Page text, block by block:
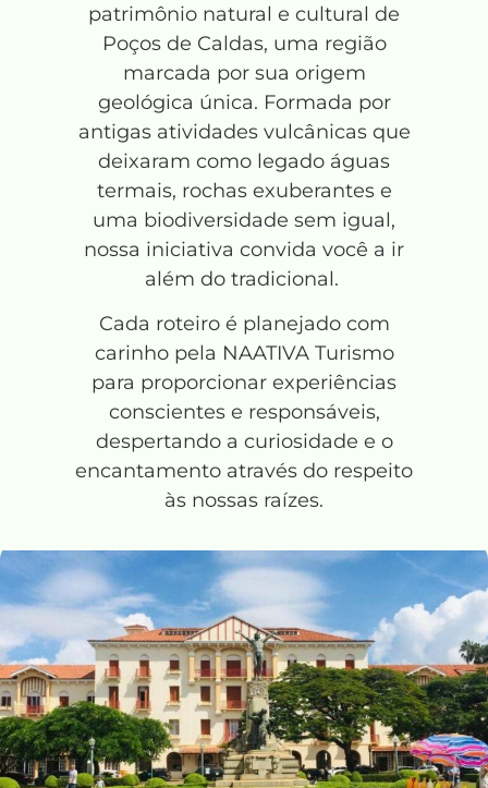
patrimônio natural e cultural de
Poços de Caldas, uma região
marcada por sua origem
geológica única. Formada por
antigas atividades vulcânicas que
deixaram como legado águas
termais, rochas exuberantes e
uma biodiversidade sem igual,
nossa iniciativa convida você a ir
além do tradicional.
Cada roteiro é planejado com
carinho pela NAATIVA Turismo
para proporcionar experiências
conscientes e responsáveis,
despertando a curiosidade e o
encantamento através do respeito
às nossas raízes.